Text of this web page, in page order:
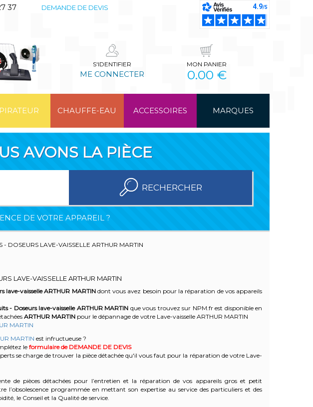
37 DEMANDE DE DEVIS
S'IDENTIFIER
ME CONNECTER
MON PANIER
0.00 €
CHAUFFE-EAU ACCESSOIRES MARQUES
AVONS LA PIÈCE
RECHERCHER
DE VOTRE APPAREIL ?
- DOSEURS LAVE-VAISSELLE ARTHUR MARTIN
LAVE-VAISSELLE ARTHUR MARTIN
lave-vaisselle ARTHUR MARTINdont vous avez besoin pour la réparation de vos appareils
- Doseurs lave-vaisselle ARTHUR MARTIN que vous trouvez sur NPM.fr est disponible en
ARTHUR MARTINpour le dépannage de votre Lave-vaisselle ARTHUR MARTIN
MARTIN
MARTIN est infructueuse ?
leformulaire de DEMANDE DE DEVIS
se charge de trouver la pièce détachée qu'il vous faut pour la réparation de votre Lave-
de pièces détachées pour l’entretien et la réparation de vos appareils gros et petit
l’obsolescence programmée en mettant son expertise au service des particuliers et des
le Conseil et la Qualité de service.